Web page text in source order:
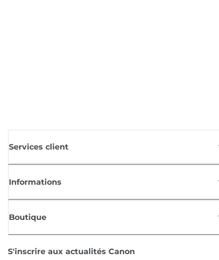
Services client
Informations
Boutique
S'inscrire aux actualités Canon